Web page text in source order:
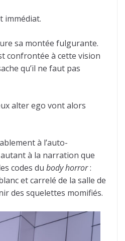
immédiat.
sa montée fulgurante.
confrontée à cette vision
qu’il ne faut pas
alter ego vont alors
à l’auto-
à la narration que
codes du body horror:
et carrelé de la salle de
des squelettes momifiés.